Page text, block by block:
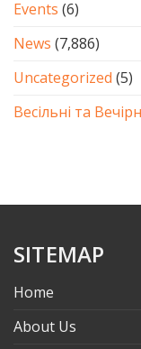
Events (6)
News (7,886)
Uncategorized (5)
Весільні та
SITEMAP
Home
About Us